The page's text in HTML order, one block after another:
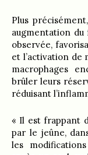
Plus
augmentation du
observée,
et l’activation de
macrophages
brûler leurs
réduisant
« Il est frappant
par le jeûne,
les